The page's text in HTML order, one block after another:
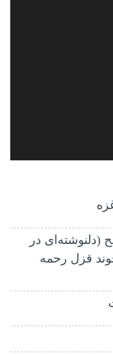
(دلنوشته‌ای در
قزل رحمه